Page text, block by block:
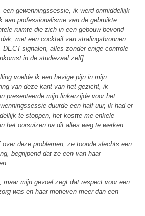
gewenningssessie, ik werd onmiddellijk
aan professionalisme van de gebruikte
ruimte die zich in een gebouw bevond
met een cocktail van stralingsbronnen
signalen, alles zonder enige controle
in de studiezaal zelf].
voelde ik een hevige pijn in mijn
van deze kant van het gezicht, ik
presenteerde mijn linkerzijde voor het
duurde een half uur, ik had er
te stoppen, het kostte me enkele
het oorsuizen na dit alles weg te werken.
deze problemen, ze toonde slechts een
begrijpend dat ze een van haar
maar mijn gevoel zegt dat respect voor een
was en haar motieven meer dan een